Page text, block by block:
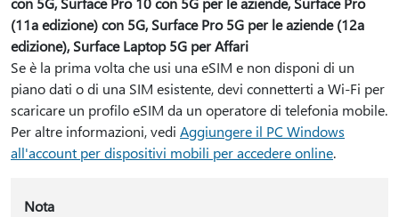
(11a edizione) con 5G, Surface Pro 5G per le aziende (12a
edizione), Surface Laptop 5G per Affari
Se è la prima volta che usi una eSIM e non disponi di un
piano dati o di una SIM esistente, devi connetterti a Wi-Fi per
scaricare un profilo eSIM da un operatore di telefonia mobile.
Per altre informazioni, vedi Aggiungere il PC Windows
all'account per dispositivi mobili per accedere online.
Nota